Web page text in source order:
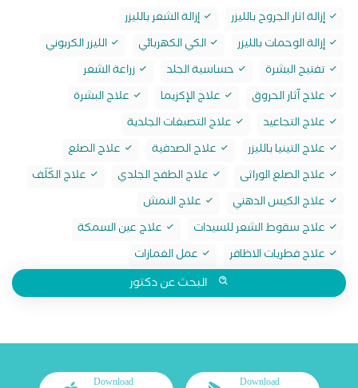
إزالة اثار الجروح بالليزر
إزالة الشعر بالليزر
إزالة الوحمات بالليزر
الكي الكهربائي
الليزر الكربوني
تفتيح البشرة
حساسية الجلد
زراعة الشعر
علاج آثار الحروق
علاج الإكزيما
علاج البشرة
علاج التجاعيد
علاج التصبغات الجلدية
علاج التينيا بالليزر
علاج الصدفية
علاج الصلع
علاج الصلع الوراثى
علاج الطفح الجلدي
علاج الكَلَف
علاج الكيس الدهني
علاج النمش
علاج سقوط الشعر للسيدات
علاج عين السمكة
علاج فطريات الاظافر
عمل الغمازات
البحث عن دكتور
Download
Download